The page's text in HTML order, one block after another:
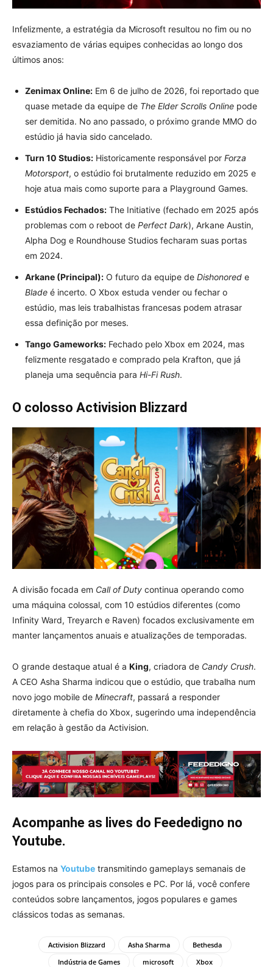
Infelizmente, a estratégia da Microsoft resultou no fim ou no
esvaziamento de várias equipes conhecidas ao longo dos
últimos anos:
Zenimax Online: Em 6 de julho de 2026, foi reportado que
quase metade da equipe de The Elder Scrolls Online pode
ser demitida. No ano passado, o próximo grande MMO do
estúdio já havia sido cancelado.
Turn 10 Studios: Historicamente responsável por Forza
Motorsport, o estúdio foi brutalmente reduzido em 2025 e
hoje atua mais como suporte para a Playground Games.
Estúdios Fechados: The Initiative (fechado em 2025 após
problemas com o reboot de Perfect Dark), Arkane Austin,
Alpha Dog e Roundhouse Studios fecharam suas portas
em 2024.
Arkane (Principal): O futuro da equipe de Dishonored e
Blade é incerto. O Xbox estuda vender ou fechar o
estúdio, mas leis trabalhistas francesas podem atrasar
essa definição por meses.
Tango Gameworks: Fechado pelo Xbox em 2024, mas
felizmente resgatado e comprado pela Krafton, que já
planeja uma sequência para Hi-Fi Rush.
O colosso Activision Blizzard
A divisão focada em Call of Duty continua operando como
uma máquina colossal, com 10 estúdios diferentes (como
Infinity Ward, Treyarch e Raven) focados exclusivamente em
manter lançamentos anuais e atualizações de temporadas.
O grande destaque atual é a King, criadora de Candy Crush.
A CEO Asha Sharma indicou que o estúdio, que trabalha num
novo jogo mobile de Minecraft, passará a responder
diretamente à chefia do Xbox, sugerindo uma independência
em relação à gestão da Activision.
Acompanhe as lives do Feededigno no
Youtube.
Estamos na Youtube transmitindo gameplays semanais de
jogos para os principais consoles e PC. Por lá, você confere
conteúdos sobre lançamentos, jogos populares e games
clássicos todas as semanas.
Activision Blizzard Asha Sharma
Bethesda
Indústria de Games
microsoft
Xbox